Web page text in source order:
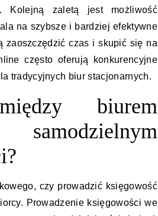
Kolejną zaletą jest możliwość
na szybsze i bardziej efektywne
zaoszczędzić czas i skupić się na
często oferują konkurencyjne
tradycyjnych biur stacjonarnych.
biurem
czy prowadzić księgowość
Prowadzenie księgowości we